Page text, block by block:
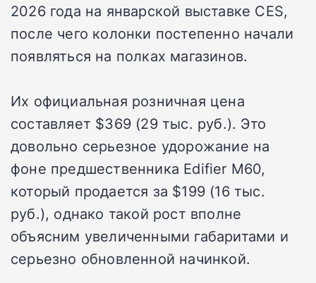
2026 года на январской выставке CES,
после чего колонки постепенно начали
появляться на полках магазинов.
Их официальная розничная цена
составляет $369 (29 тыс. руб.). Это
довольно серьезное удорожание на
фоне предшественника Edifier M60,
который продается за $199 (16 тыс.
руб.), однако такой рост вполне
объясним увеличенными габаритами и
серьезно обновленной начинкой.